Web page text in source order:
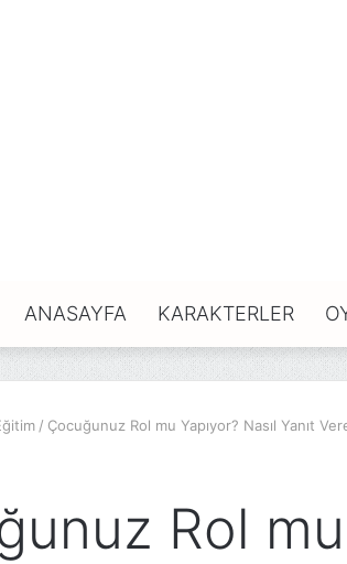
ANASAYFA KARAKTERLER
/ Çocuğunuz Rol mu Yapıyor? Nasıl Yanıt
Rol mu